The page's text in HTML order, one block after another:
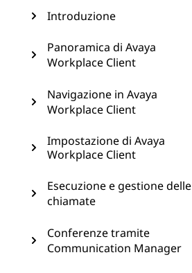
Introduzione
Panoramica di Avaya
Workplace Client
Navigazione in Avaya
Workplace Client
Impostazione di Avaya
Workplace Client
Esecuzione e gestione delle
chiamate
Conferenze tramite
Communication Manager